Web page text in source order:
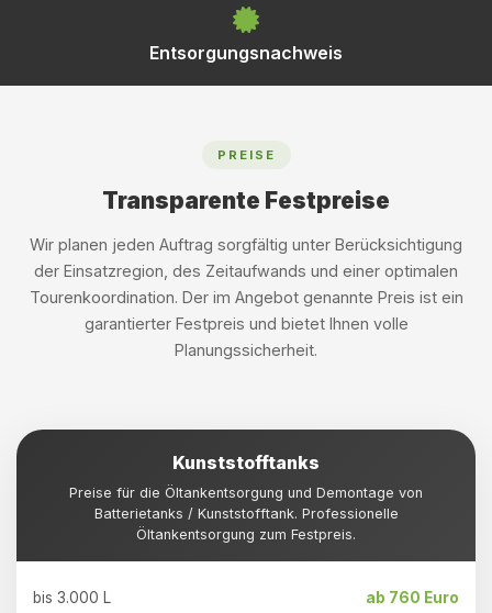
Entsorgungsnachweis
PREISE
Transparente Festpreise
Wir planen jeden Auftrag sorgfältig unter Berücksichtigung
der Einsatzregion, des Zeitaufwands und einer optimalen
Tourenkoordination. Der im Angebot genannte Preis ist ein
garantierter Festpreis und bietet Ihnen volle
Planungssicherheit.
Kunststofftanks
Preise für die Öltankentsorgung und Demontage von
Batterietanks / Kunststofftank. Professionelle
Öltankentsorgung zum Festpreis.
bis 3.000 L ab 760 Euro